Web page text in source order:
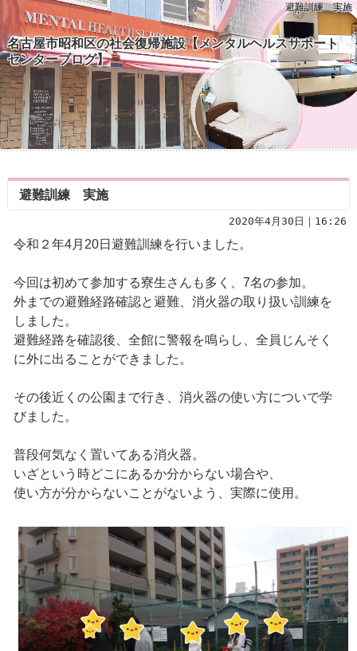
避難訓練 実施
名古屋市昭和区の社会復帰施設【メンタルヘルスサポート
センターブログ】
避難訓練 実施
2020年4月30日｜16:26
令和２年4月20日避難訓練を行いました。
今回は初めて参加する寮生さんも多く、7名の参加。
外までの避難経路確認と避難、消火器の取り扱い訓練を
しました。
避難経路を確認後、全館に警報を鳴らし、全員じんそく
に外に出ることができました。
その後近くの公園まで行き、消火器の使い方についで学
びました。
普段何気なく置いてある消火器。
いざという時どこにあるか分からない場合や、
使い方が分からないことがないよう、実際に使用。